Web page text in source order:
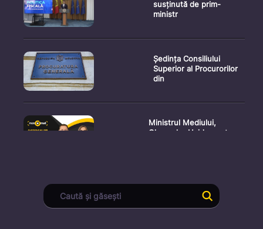
susținută de prim-
ministr
Ședința Consiliului
Superior al Procurorilor
din
Ministrul Mediului,
Gheorghe Hajder, este
Consultări publice privind
proiectul de lege pent